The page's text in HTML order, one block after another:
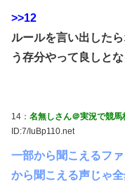
>>12
ルールを言い出した
う存分やって良しと
14： 名無しさん＠実況で競馬
ID:7/IuBp110.net
一部から聞こえるフ
から聞こえる声じゃ